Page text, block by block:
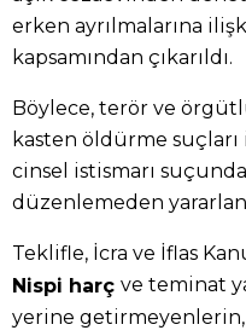
erken ayrılmalarına
kapsamından çıkarıldı.
Böylece, terör ve
kasten öldürme suçları
cinsel istismarı
düzenlemeden
Teklifle, İcra ve İflas
Nispi harç ve teminat
yerine